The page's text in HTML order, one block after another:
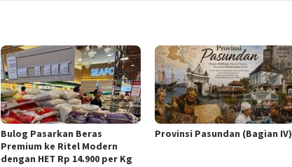
Bulog Pasarkan Beras
Premium ke Ritel Modern
dengan HET Rp 14.900 per Kg
Provinsi Pasundan (Bagian IV)